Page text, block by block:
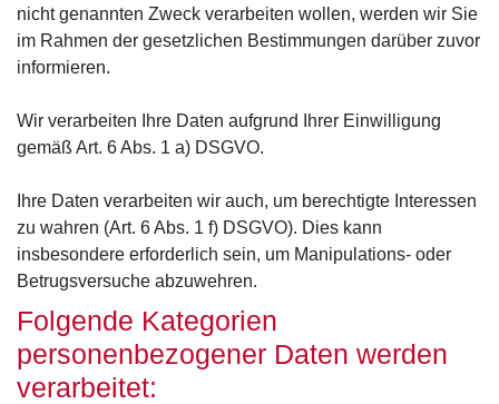
nicht genannten Zweck verarbeiten wollen, werden wir Sie
im Rahmen der gesetzlichen Bestimmungen darüber zuvor
informieren.
Wir verarbeiten Ihre Daten aufgrund Ihrer Einwilligung
gemäß Art. 6 Abs. 1 a) DSGVO.
Ihre Daten verarbeiten wir auch, um berechtigte Interessen
zu wahren (Art. 6 Abs. 1 f) DSGVO). Dies kann
insbesondere erforderlich sein, um Manipulations- oder
Betrugsversuche abzuwehren.
Folgende Kategorien
personenbezogener Daten werden
verarbeitet: